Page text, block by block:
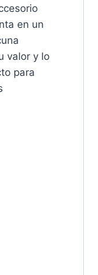
en un
valor y lo
para